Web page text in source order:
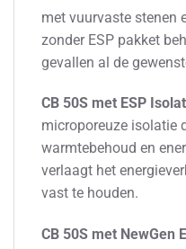
met vuurvaste stenen
zonder ESP pakket
gevallen al de
CB 50S met ESP
microporeuze isolatie
warmtebehoud en
verlaagt het
vast te houden.
CB 50S met NewGen